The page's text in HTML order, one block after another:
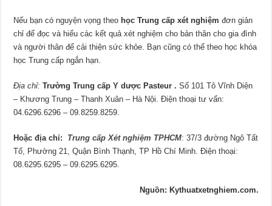
Nếu bạn có nguyện vọng theo học Trung cấp xét nghiệm đơn giản
chỉ để đọc và hiểu các kết quả xét nghiệm cho bản thân cho gia đình
và người thân để cải thiện sức khỏe. Bạn cũng có thể theo học khóa
học Trung cấp ngắn hạn.
Địa chỉ:Trường Trung cấp Y dược Pasteur .Số 101 Tô Vĩnh Diện
– Khương Trung – Thanh Xuân – Hà Nội. Điện thoại tư vấn:
04.6296.6296 – 09.8259.8259.
Hoặc địa chỉ: Trung cấp Xét nghiệm TPHCM: 37/3 đường Ngô Tất
Tố, Phường 21, Quận Bình Thạnh, TP Hồ Chí Minh. Điện thoại:
08.6295.6295 – 09.6295.6295.
Nguồn: Kythuatxetnghiem.com.